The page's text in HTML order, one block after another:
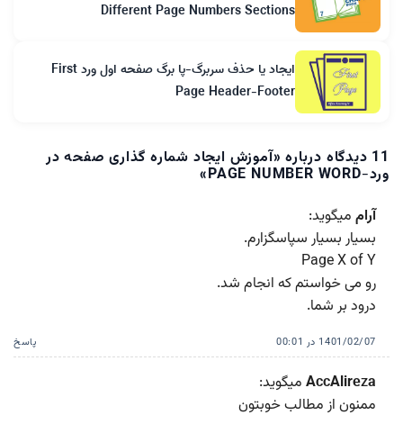
Different Page Numbers Sections
ایجاد یا حذف سربرگ-پا برگ صفحه اول ورد First
Page Header-Footer
11 دیدگاه درباره « آموزش ایجاد شماره گذاری صفحه در
ورد-PAGE NUMBER WORD
»
آرام میگوید:
بسیار بسیار سپاسگزارم.
Page X of Y
رو می خواستم که انجام شد.
درود بر شما.
1401/02/07 در 00:01 پاسخ
AccAlireza میگوید:
ممنون از مطالب خوبتون